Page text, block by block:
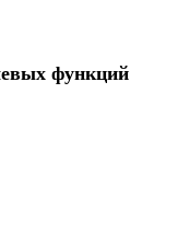
функций